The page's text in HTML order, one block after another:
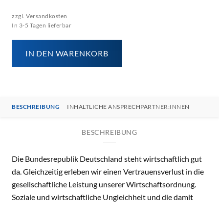
zzgl. Versandkosten
In 3-5 Tagen lieferbar
IN DEN WARENKORB
BESCHREIBUNG INHALTLICHE ANSPRECHPARTNER:INNEN
BESCHREIBUNG
Die Bundesrepublik Deutschland steht wirtschaftlich gut
da. Gleichzeitig erleben wir einen Vertrauensverlust in die
gesellschaftliche Leistung unserer Wirtschaftsordnung.
Soziale und wirtschaftliche Ungleichheit und die damit